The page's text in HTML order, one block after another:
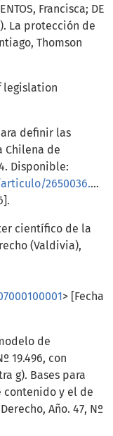
Francisca; DE
La protección de
Thomson
legislation
definir las
Chilena de
Disponible:
2650036.pdf
científico de la
(Valdivia),
> [Fecha
de
19.496, con
g). Bases para
y el de
Año. 47, Nº